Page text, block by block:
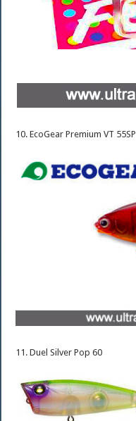
10. EcoGear Premium VT 55SP
11. Duel Silver Pop 60